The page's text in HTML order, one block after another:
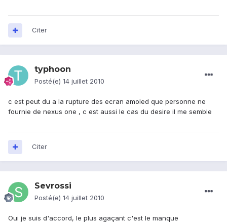
Citer
typhoon
Posté(e) 14 juillet 2010
c est peut du a la rupture des ecran amoled que personne ne
fournie de nexus one , c est aussi le cas du desire il me semble
Citer
Sevrossi
Posté(e) 14 juillet 2010
Oui je suis d'accord, le plus agaçant c'est le manque